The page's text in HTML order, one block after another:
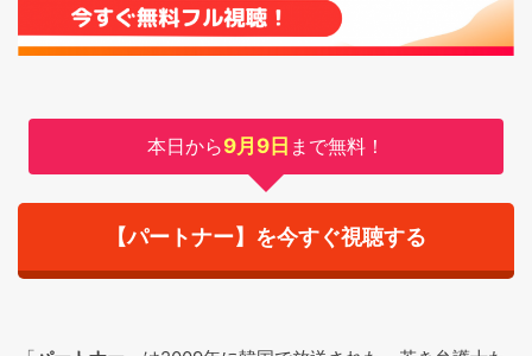
本日から9月9日 まで無料！
【パートナー】を今すぐ視聴する